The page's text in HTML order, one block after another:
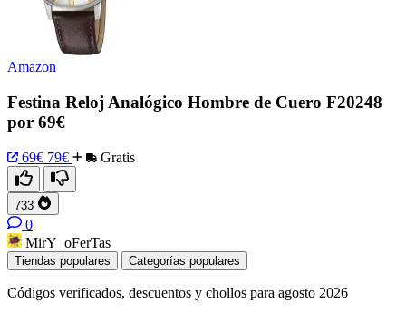
Amazon
Festina Reloj Analógico Hombre de Cuero F20248
por 69€
69€ 79€ Gratis
733
0
MirY_oFerTas
Tiendas populares Categorías populares
Códigos verificados, descuentos y chollos para agosto 2026